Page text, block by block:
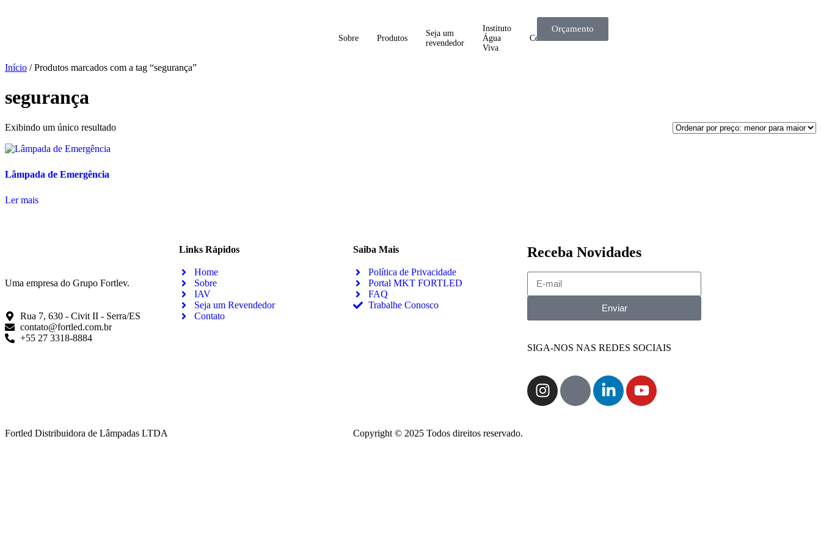
Sobre Produtos
Seja um
revendedor
Instituto
Água
Viva
Contato
Orçamento
Início / Produtos marcados com a tag “segurança”
segurança
Exibindo um único resultado
Lâmpada de Emergência
Ler mais
Uma empresa do Grupo Fortlev.
Rua 7, 630 - Civit II - Serra/ES
contato@fortled.com.br
+55 27 3318-8884
Links Rápidos
Home
Sobre
IAV
Seja um Revendedor
Contato
Saiba Mais
Política de Privacidade
Portal MKT FORTLED
FAQ
Trabalhe Conosco
Receba Novidades
Enviar
SIGA-NOS NAS REDES SOCIAIS
Fortled Distribuidora de Lâmpadas LTDA Copyright © 2025 Todos direitos reservado.